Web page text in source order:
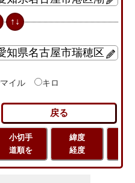
マイル キロ
小切手
道順を
緯度
経度